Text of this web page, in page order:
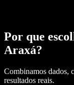
Por que
Araxá?
Combinamos dados,
resultados reais.